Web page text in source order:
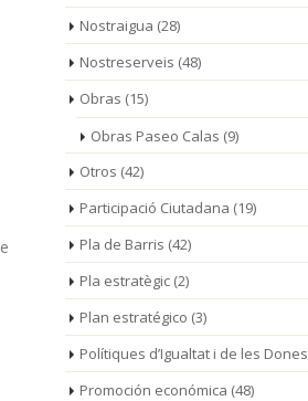
Nostraigua (28)
Nostreserveis (48)
Obras (15)
Obras Paseo Calas (9)
Otros (42)
Participació Ciutadana (19)
Pla de Barris (42)
Pla estratègic(2)
Plan estratégico (3)
Polítiques d’Igualtat i de les Dones
Promoción económica (48)